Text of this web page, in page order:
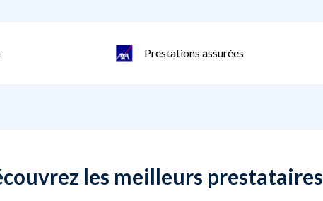
Prestations assurées
les meilleurs prestataires